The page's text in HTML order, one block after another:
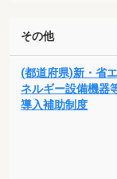
その他
(都道府県)新・省エ
ネルギー設備機器
導入補助制度